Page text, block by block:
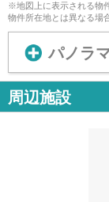
※地図上に表示される物
物件所在地とは異なる場
パノラ
周辺施設